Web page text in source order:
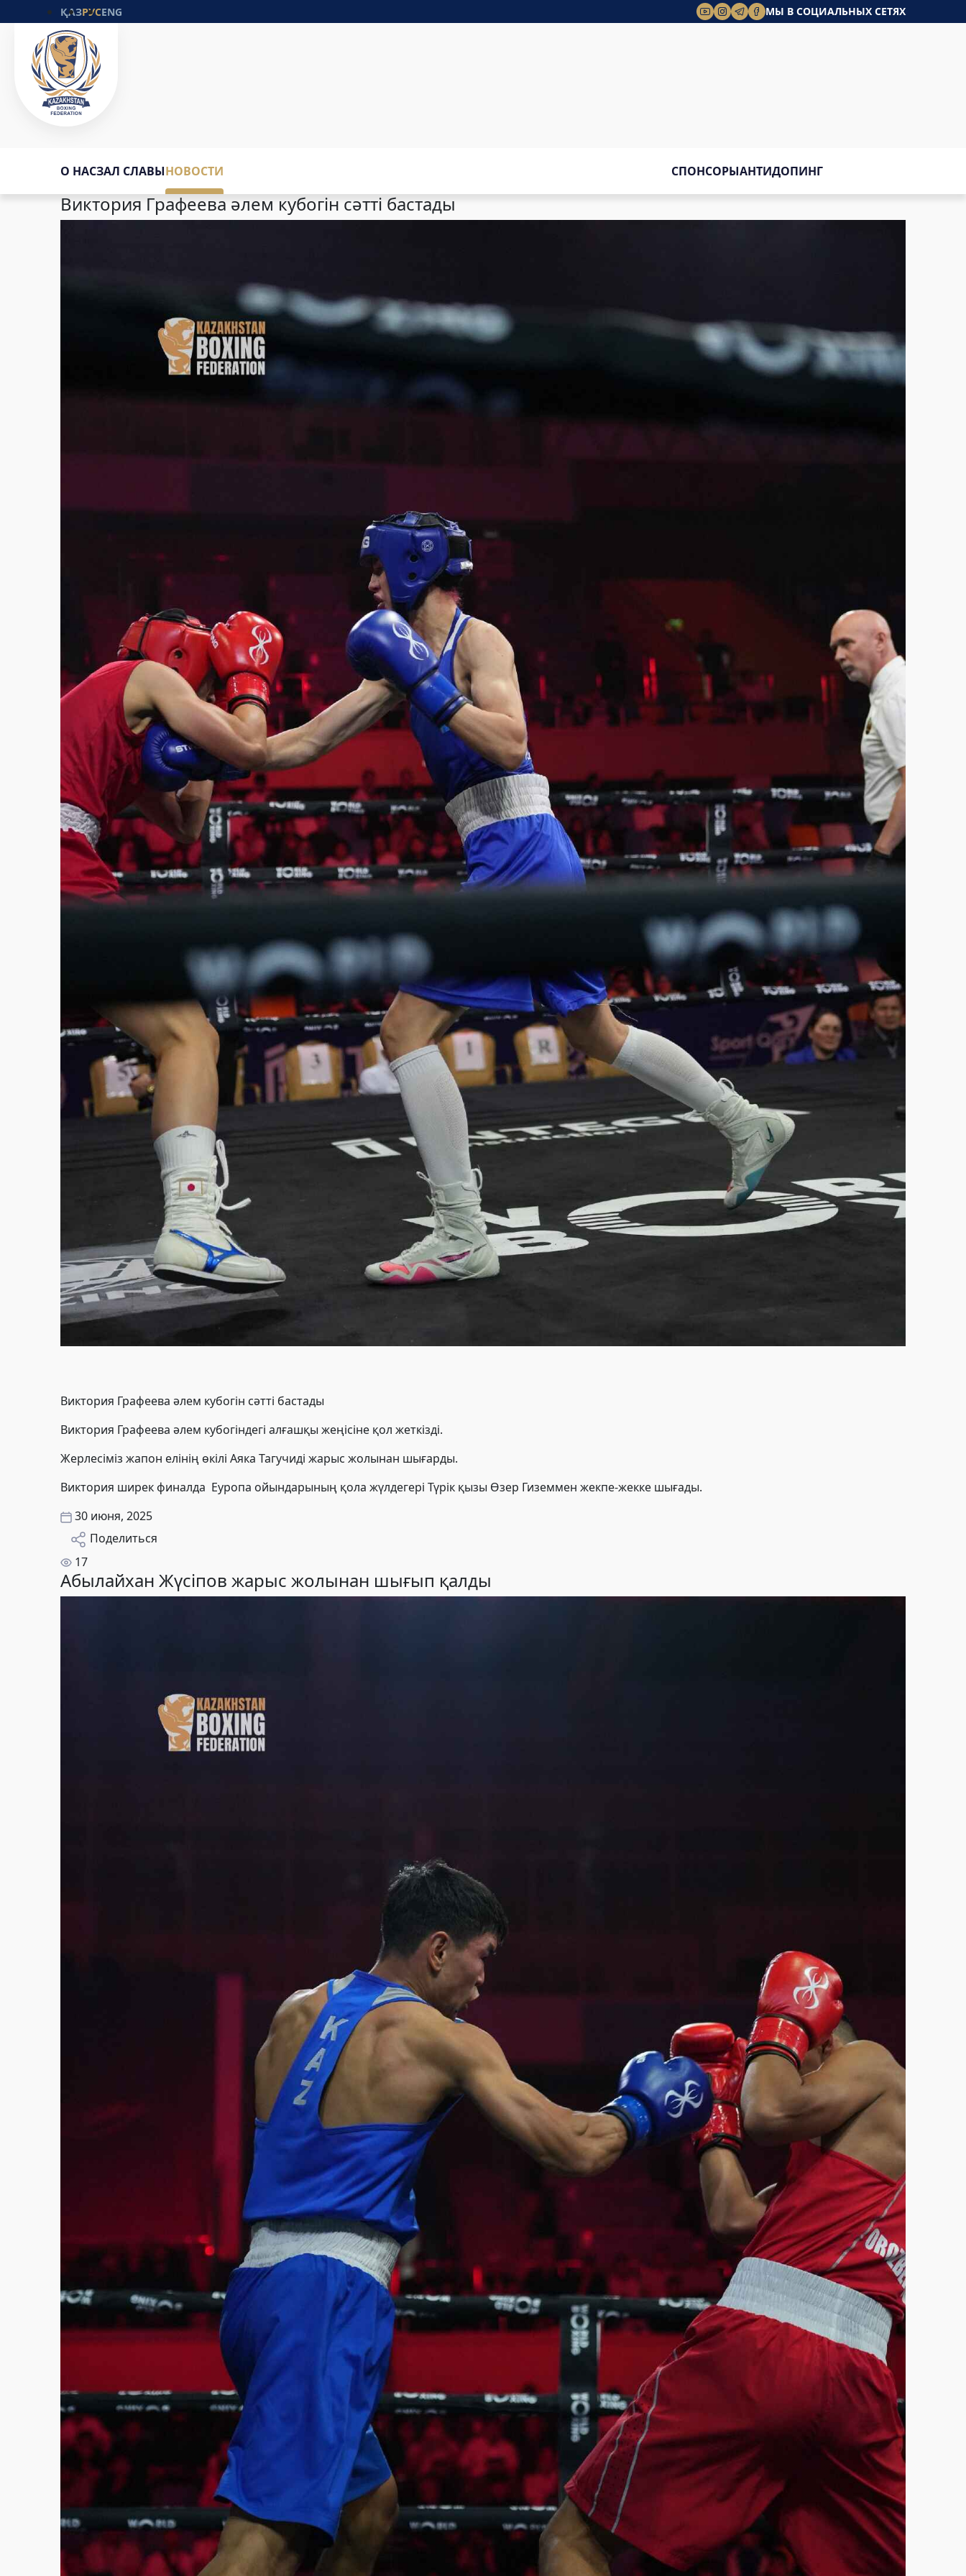
ҚАЗРУСENG МЫ В СОЦИАЛЬНЫХ СЕТЯХ
О НАСЗАЛ СЛАВЫНОВОСТИ СПОНСОРЫАНТИДОПИНГ
Виктория Графеева әлем кубогін сәтті бастады
Виктория Графеева әлем кубогін сәтті бастады
Виктория Графеева әлем кубогіндегі алғашқы жеңісіне қол жеткізді.
Жерлесіміз жапон елінің өкілі Аяка Тагучиді жарыс жолынан шығарды.
Виктория ширек финалда Еуропа ойындарының қола жүлдегері Түрік қызы Өзер Гиземмен жекпе-жекке шығады.
30 июня, 2025
Поделиться
17
Абылайхан Жүсіпов жарыс жолынан шығып қалды